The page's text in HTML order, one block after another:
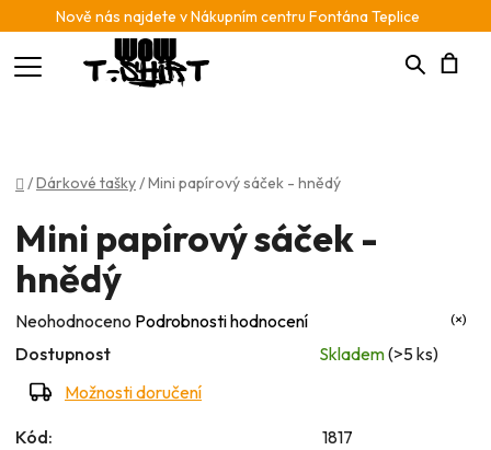
Nově nás najdete v Nákupním centru Fontána Teplice
Hledat
Domů
/Dárkové tašky/Mini papírový sáček - hnědý
Dostupnost Skladem(>5 ks)
Možnosti doručení
Kód: 1817
Mini papírový sáček -
hnědý
Průměrné
hodnocení
produktu
0,0
Neohodnoceno Podrobnosti hodnocení